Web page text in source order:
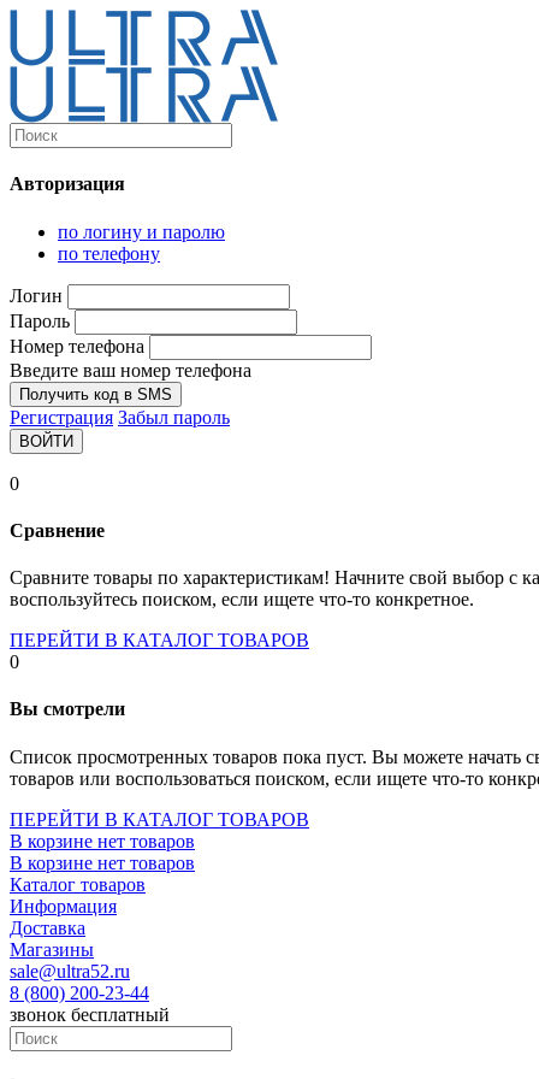
Каталог
Компьютеры и комплектующие
Персональные компьютеры
Моноблоки
Мониторы
Комплектующие
Socket-2066
Socket-775
Socket-fm2
Socket-am4
Socket- intel s1151
Socket- intel s2066
Socket- intel s1700
Авторизация
по логину и паролю
по телефону
Логин
Пароль
Номер телефона
Введите ваш номер телефона
Получить код в SMS
Регистрация Забыл пароль
ВОЙТИ
0
Сравнение
Сравните товары по характеристикам! Начните свой выбор с
воспользуйтесь поиском, если ищете что-то конкретное.
ПЕРЕЙТИ В КАТАЛОГ ТОВАРОВ
0
Вы смотрели
Список просмотренных товаров пока пуст. Вы можете начать
товаров или воспользоваться поиском, если ищете что-то
ПЕРЕЙТИ В КАТАЛОГ ТОВАРОВ
В корзине нет товаров
В корзине нет товаров
Каталог товаров
Информация
Доставка
Магазины
sale@ultra52.ru
8 (800) 200-23-44
звонок бесплатный